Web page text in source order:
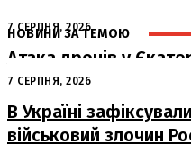
НОВИНИ ЗА ТЕМОЮ
7 СЕРПНЯ, 2026
Атака дронів у
загорівся склад
7 СЕРПНЯ, 2026
В Україні
військовий злочин